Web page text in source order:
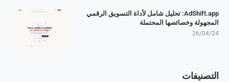
AdShift.app: تحليل شامل لأداة التسويق الرقمي
المجهولة وخصائصها المحتملة
26/04/24
التصنيفات